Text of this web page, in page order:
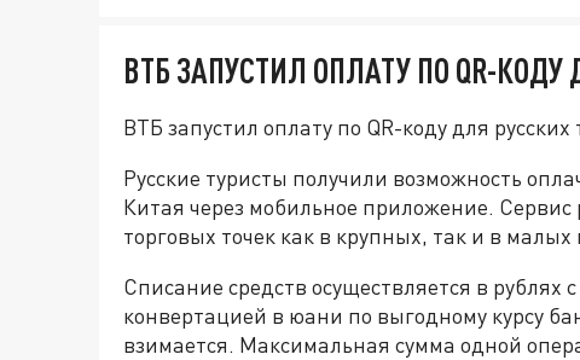
ВТБ ЗАПУСТИЛ ОПЛАТУ ПО QR-
ВТБ запустил оплату по QR-коду для русских
Русские туристы получили возможность
Китая через мобильное приложение.
торговых точек как в крупных, так и в малых
Списание средств осуществляется в рублях
конвертацией в юани по выгодному курсу
взимается. Максимальная сумма одной